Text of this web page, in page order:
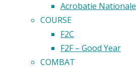
Acrobatie Nationale
COURSE
F2C
F2F – Good Year
COMBAT